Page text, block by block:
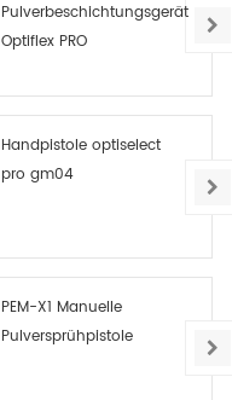
Pulverbeschichtungsgerät
Optiflex PRO
Handpistole optiselect
pro gm04
PEM-X1 Manuelle
Pulversprühpistole